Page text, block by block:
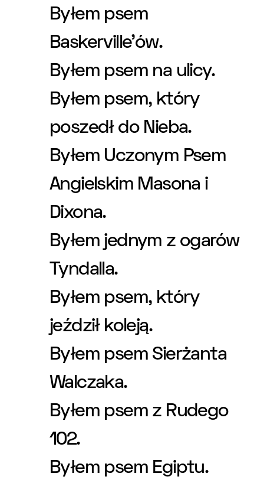
Byłem psem
Baskerville’ów.
Byłem psem na ulicy.
Byłem psem, który
poszedł do Nieba.
Byłem Uczonym Psem
Angielskim Masona i
Dixona.
Byłem jednym z ogarów
Tyndalla.
Byłem psem, który
jeździł koleją.
Byłem psem Sierżanta
Walczaka.
Byłem psem z Rudego
102.
Byłem psem Egiptu.